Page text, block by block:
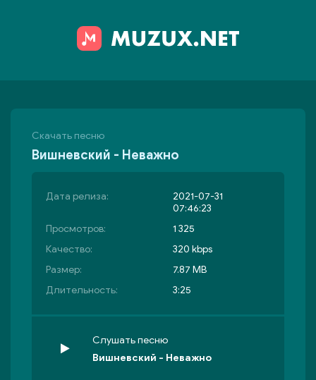
Скачать песню
Вишневский - Неважно
Дата релиза:
2021-07-31
07:46:23
Просмотров:
1 325
Качество:
320 kbps
Размер:
7.87 MB
Длительность:
3:25
Слушать песню
Вишневский - Неважно